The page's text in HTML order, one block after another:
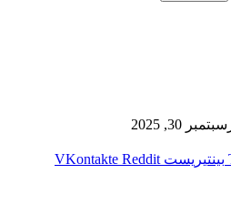
سبتمبر 30, 2025
بينتيريست